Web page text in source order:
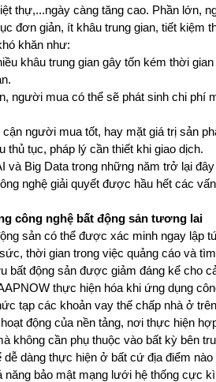
thự,...ngày càng tăng cao. Phần lớn,
đơn giản, ít khâu trung gian, tiết kiệm
khăn như:
khâu trung gian gây tốn kém thời
người mua có thể sẽ phát sinh chi phí
người mua tốt, hay mặt giá trị sản
thủ tục, pháp lý cần thiết khi giao dịch.
Big Data trong những năm trở lại
nghệ giải quyết được hầu hết các
công nghệ bất động sản tương lai
sản có thể được xác minh ngay lập
thời gian trong việc quảng cáo và
bất động sản được giảm đáng kể cho
thực hiện hóa khi ứng dụng
tạp các khoản vay thế chấp nhà ở
động của nền tảng, nơi thực hiện
không cần phụ thuộc vào bất kỳ bên
dàng thực hiện ở bất cứ địa điểm
năng bảo mật mạng lưới hệ thống cực